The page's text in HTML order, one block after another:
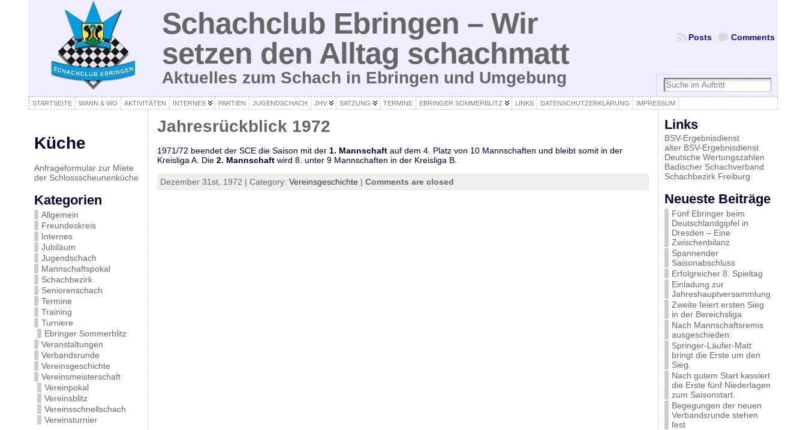
Schachclub Ebringen – Wir
setzen den Alltag schachmatt
Aktuelles zum Schach in Ebringen und Umgebung
Comments
Posts
STARTSEITE WANN & WO AKTIVITÄTEN INTERNES PARTIEN JUGENDSCHACH JHV SATZUNG TERMINE EBRINGER SOMMERBLITZ LINKS DATENSCHUTZERKLÄRUNG IMPRESSUM
Küche
Anfrageformular zur Miete
der Schlossscheunenküche
Kategorien
Allgemein
Freundeskreis
Internes
Jubiläum
Jugendschach
Mannschaftspokal
Schachbezirk
Seniorenschach
Termine
Training
Turniere
Ebringer Sommerblitz
Veranstaltungen
Verbandsrunde
Vereinsgeschichte
Vereinsmeisterschaft
Vereinpokal
Vereinsblitz
Vereinsschnellschach
Vereinsturnier
Jahresrückblick 1972
1971/72 beendet der SCE die Saison mit der 1. Mannschaft auf dem 4. Platz von 10 Mannschaften und bleibt somit in der
Kreisliga A. Die 2. Mannschaft wird 8. unter 9 Mannschaften in der Kreisliga B.
Dezember 31st, 1972 | Category: Vereinsgeschichte | Comments are closed
Links
BSV-Ergebnisdienst
alter BSV-Ergebnisdienst
Deutsche Wertungszahlen
Badischer Schachverband
Schachbezirk Freiburg
Neueste Beiträge
Fünf Ebringer beim
Deutschlandgipfel in
Dresden – Eine
Zwischenbilanz
Spannender
Saisonabschluss
Erfolgreicher 8. Spieltag
Einladung zur
Jahreshauptversammlung
Zweite feiert ersten Sieg
in der Bereichsliga
Nach Mannschaftsremis
ausgeschieden:
Springer-Läufer-Matt
bringt die Erste um den
Sieg.
Nach gutem Start kassiert
die Erste fünf Niederlagen
zum Saisonstart.
Begegungen der neuen
Verbandsrunde stehen
fest